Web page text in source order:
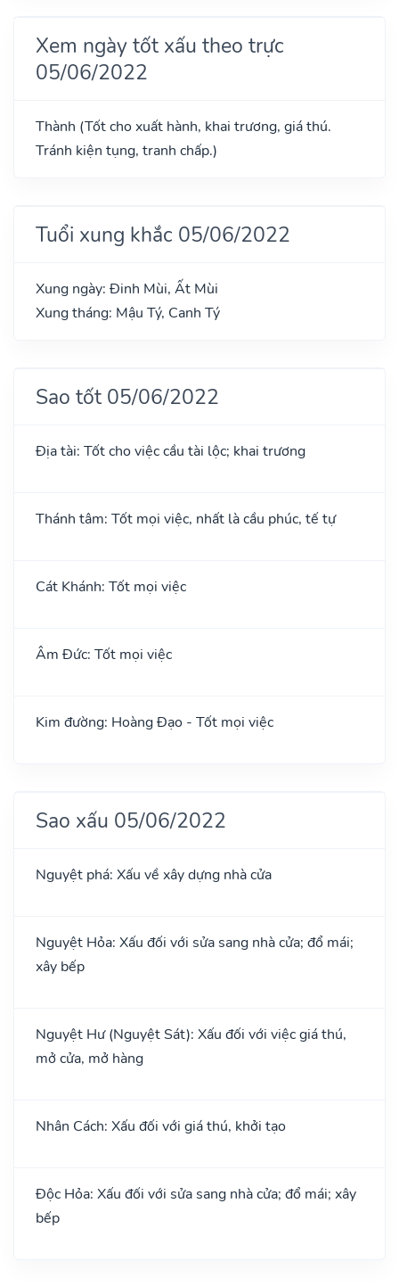
Xem ngày tốt xấu theo trực
05/06/2022
Thành (Tốt cho xuất hành, khai trương, giá thú.
Tránh kiện tụng, tranh chấp.)
Tuổi xung khắc 05/06/2022
Xung ngày: Đinh Mùi, Ất Mùi
Xung tháng: Mậu Tý, Canh Tý
Sao tốt 05/06/2022
Địa tài: Tốt cho việc cầu tài lộc; khai trương
Thánh tâm: Tốt mọi việc, nhất là cầu phúc, tế tự
Cát Khánh: Tốt mọi việc
Âm Đức: Tốt mọi việc
Kim đường: Hoàng Đạo - Tốt mọi việc
Sao xấu 05/06/2022
Nguyệt phá: Xấu về xây dựng nhà cửa
Nguyệt Hỏa: Xấu đối với sửa sang nhà cửa; đổ mái;
xây bếp
Nguyệt Hư (Nguyệt Sát): Xấu đối với việc giá thú,
mở cửa, mở hàng
Nhân Cách: Xấu đối với giá thú, khởi tạo
Độc Hỏa: Xấu đối với sửa sang nhà cửa; đổ mái; xây
bếp